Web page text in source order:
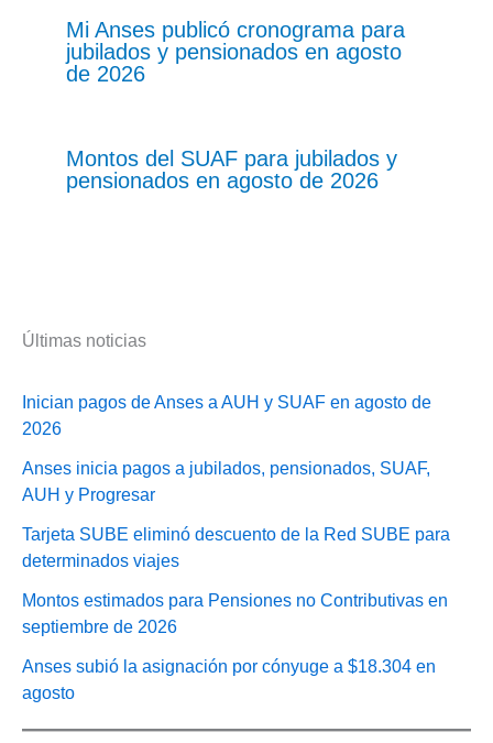
Mi Anses publicó cronograma para
jubilados y pensionados en agosto
de 2026
Montos del SUAF para jubilados y
pensionados en agosto de 2026
Últimas noticias
Inician pagos de Anses a AUH y SUAF en agosto de
2026
Anses inicia pagos a jubilados, pensionados, SUAF,
AUH y Progresar
Tarjeta SUBE eliminó descuento de la Red SUBE para
determinados viajes
Montos estimados para Pensiones no Contributivas en
septiembre de 2026
Anses subió la asignación por cónyuge a $18.304 en
agosto